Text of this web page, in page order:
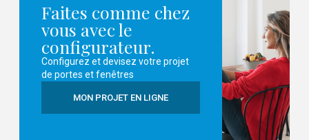
Faites comme chez
vous avec le
configurateur.
Configurez et devisez votre projet
de portes et fenêtres
MON PROJET EN LIGNE